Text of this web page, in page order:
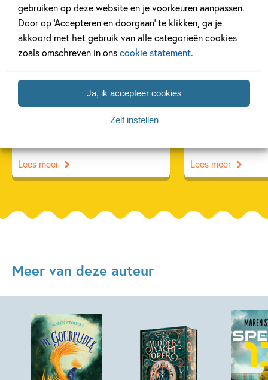
gebruiken op deze website en je voorkeuren aanpassen.
Door op ‘Accepteren en doorgaan’ te klikken, ga je
akkoord met het gebruik van alle categorieën cookies
zoals omschreven in onscookie statement.
Ja, ik accepteer cookies
Zelf instellen
Ben jij al klaar voor de
Week van het Geld?
Nieuws
Lees meer
Danse
Nieuws
Lees meer
Meer van deze auteur